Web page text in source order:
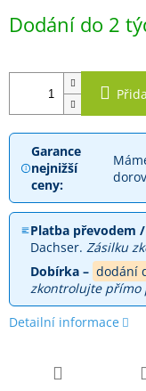
cena:
Dodání do 2
Garance
nejnižší
ceny:
Platba převodem
Dachser. Zásilku
Dobírka – dodání
zkontrolujte přímo
Detailní informace